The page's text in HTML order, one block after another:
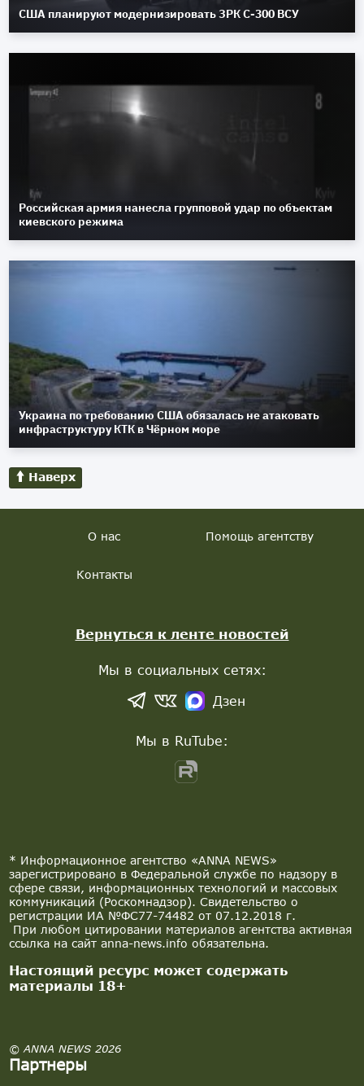
США планируют модернизировать ЗРК С-300 ВСУ
Российская армия нанесла групповой удар по объектам
киевского режима
Украина по требованию США обязалась не атаковать
инфраструктуру КТК в Чёрном море
Наверх
* Информационное агентство «ANNA NEWS»
зарегистрировано в Федеральной службе по надзору в
сфере связи, информационных технологий и массовых
коммуникаций (Роскомнадзор). Свидетельство о
регистрации ИА №ФС77-74482 от 07.12.2018 г.
При любом цитировании материалов агентства активная
ссылка на сайт anna-news.info обязательна.
Настоящий ресурс может содержать
материалы 18+
© ANNA NEWS 2026
Партнеры
О нас Помощь агентству
Контакты
Вернуться к ленте новостей
Мы в социальных сетях:
Дзен
Мы в RuTube: